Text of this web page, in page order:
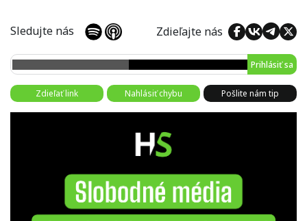
Sledujte nás Zdieľajte nás
Prihlásiť sa
Zdieľať link Nahlásiť chybu Pošlite nám tip